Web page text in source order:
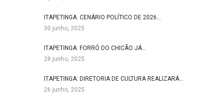
ITAPETINGA: CENÁRIO POLÍTICO DE 2026…
30 junho, 2025
ITAPETINGA: FORRÓ DO CHICÃO JÁ…
28 junho, 2025
ITAPETINGA: DIRETORIA DE CULTURA REALIZARÁ…
26 junho, 2025